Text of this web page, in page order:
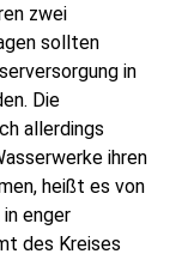
zwei
sollten
in
Die
allerdings
ihren
heißt es von
enger
des Kreises